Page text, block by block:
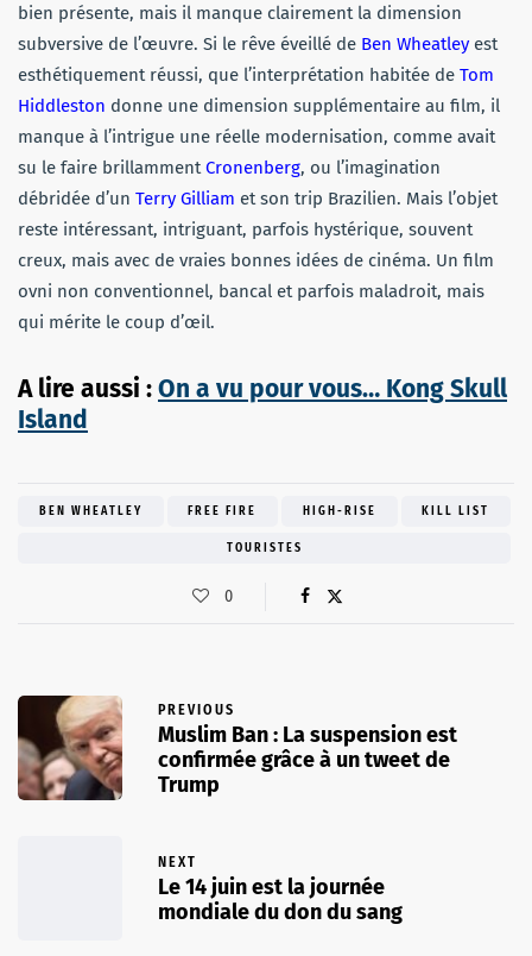
bien présente, mais il manque clairement la dimension
subversive de l’œuvre. Si le rêve éveillé de Ben Wheatley est
esthétiquement réussi, que l’interprétation habitée de Tom
Hiddleston donne une dimension supplémentaire au film, il
manque à l’intrigue une réelle modernisation, comme avait
su le faire brillammentCronenberg, ou l’imagination
débridée d’un Terry Gilliam et son trip Brazilien. Mais l’objet
reste intéressant, intriguant, parfois hystérique, souvent
creux, mais avec de vraies bonnes idées de cinéma. Un film
ovni non conventionnel, bancal et parfois maladroit, mais
qui mérite le coup d’œil.
A lire aussi :On a vu pour vous… Kong Skull
Island
BEN WHEATLEY FREE FIRE HIGH-RISE KILL LIST
TOURISTES
0
PREVIOUS
Muslim Ban : La suspension est
confirmée grâce à un tweet de
Trump
NEXT
Le 14 juin est la journée
mondiale du don du sang